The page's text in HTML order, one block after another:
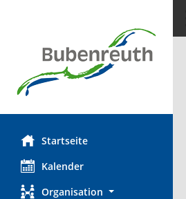
Startseite
Kalender
Organisation